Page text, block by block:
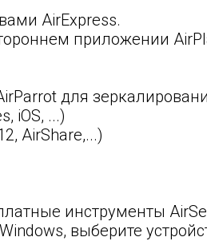
AirExpress.
приложении
для
iOS, ...)
AirShare,...)
инструменты
выберите